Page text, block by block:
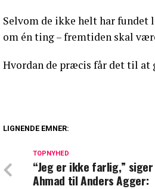
Selvom de ikke helt har fundet
om én ting – fremtiden skal
Hvordan de præcis får det til at
Blachman åbner op om
LIGNENDE EMNER:
TOPNYHED
“Jeg er ikke farlig,” siger
Ahmad til Anders Agger: